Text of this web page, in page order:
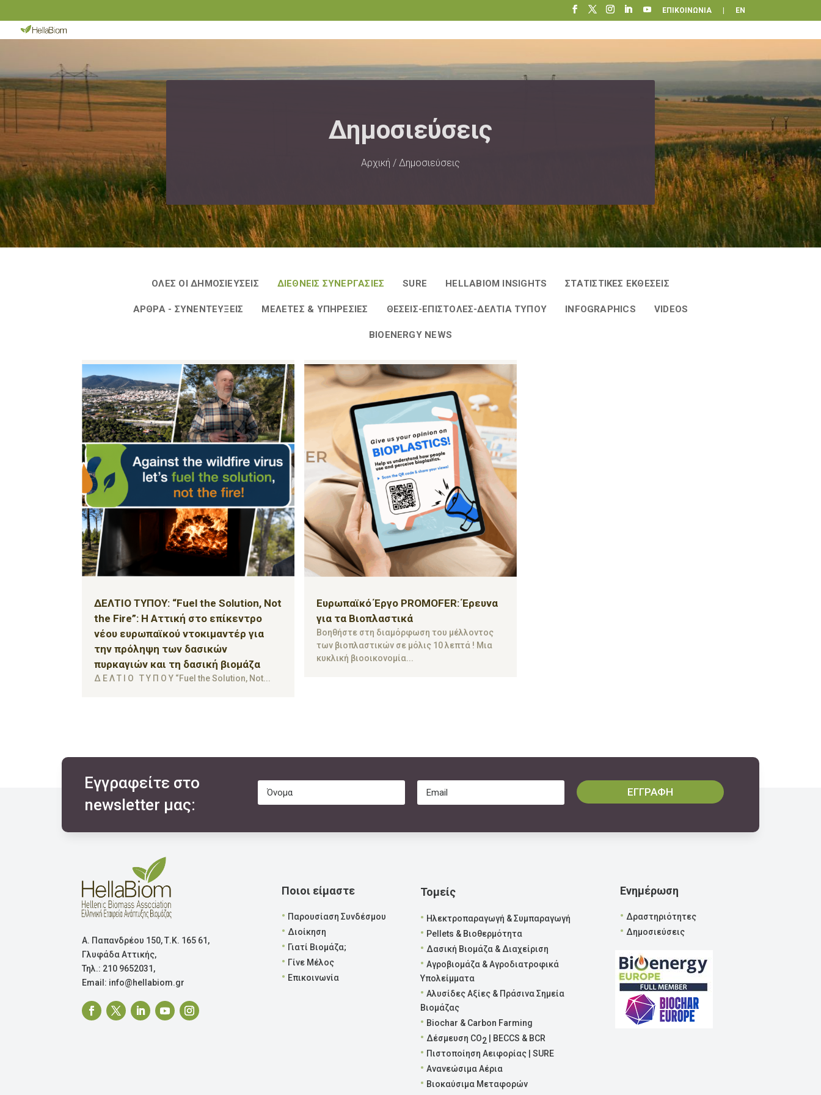
ΕΠΙΚΟΙΝΩΝΙΑ EN
Δημοσιεύσεις
Αρχική / Δημοσιεύσεις
ΟΛΕΣ ΟΙ ΔΗΜΟΣΙΕΥΣΕΙΣ ΔΙΕΘΝΕΊΣ ΣΥΝΕΡΓΑΣΊΕΣ SURE HELLABIOM INSIGHTS ΣΤΑΤΙΣΤΙΚΈΣ ΕΚΘΈΣΕΙΣ
ΆΡΘΡΑ - ΣΥΝΕΝΤΕΎΞΕΙΣ ΜΕΛΈΤΕΣ & ΥΠΗΡΕΣΊΕΣ ΘΈΣΕΙΣ-ΕΠΙΣΤΟΛΈΣ-ΔΕΛΤΊΑ ΤΎΠΟΥ INFOGRAPHICS VIDEOS
BIOENERGY NEWS
ΔΕΛΤΙΟ ΤΥΠΟΥ: “Fuel the Solution, Not
the Fire”: Η Αττική στο επίκεντρο
νέου ευρωπαϊκού ντοκιμαντέρ για
την πρόληψη των δασικών
πυρκαγιών και τη δασική βιομάζα
Δ Ε Λ Τ Ι Ο Τ Υ Π O Y “Fuel the Solution, Not...
Ευρωπαϊκό Έργο PROMOFER: Έρευνα
για τα Βιοπλαστικά
Βοηθήστε στη διαμόρφωση του μέλλοντος
των βιοπλαστικών σε μόλις 10 λεπτά ! Μια
κυκλική βιοοικονομία...
Εγγραφείτε στο
newsletter μας:
ΕΓΓΡΑΦΗ
Α. Παπανδρέου 150, Τ.Κ. 165 61,
Γλυφάδα Αττικής,
Τηλ.: 210 9652031,
Email: info@hellabiom.gr
Ποιοι είμαστε
• Παρουσίαση Συνδέσμου
• Διοίκηση
• Γιατί Βιομάζα;
• Γίνε Μέλος
• Επικοινωνία
Τομείς
• Ηλεκτροπαραγωγή & Συμπαραγωγή
• Pellets & Βιοθερμότητα
• Δασική Βιομάζα & Διαχείριση
•Αγροβιομάζα & Αγροδιατροφικά
Υπολείμματα
•Αλυσίδες Αξίες & Πράσινα Σημεία
Βιομάζας
• Biochar & Carbon Farming
• Δέσμευση CO2 | BECCS & BCR
• Πιστοποίηση Αειφορίας | SURE
•Ανανεώσιμα Αέρια
• Βιοκαύσιμα Μεταφορών
Ενημέρωση
• Δραστηριότητες
• Δημοσιεύσεις